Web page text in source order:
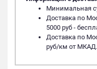
Минимальная
Доставка по
5000 руб -
Доставка по
руб/км от МКАД.